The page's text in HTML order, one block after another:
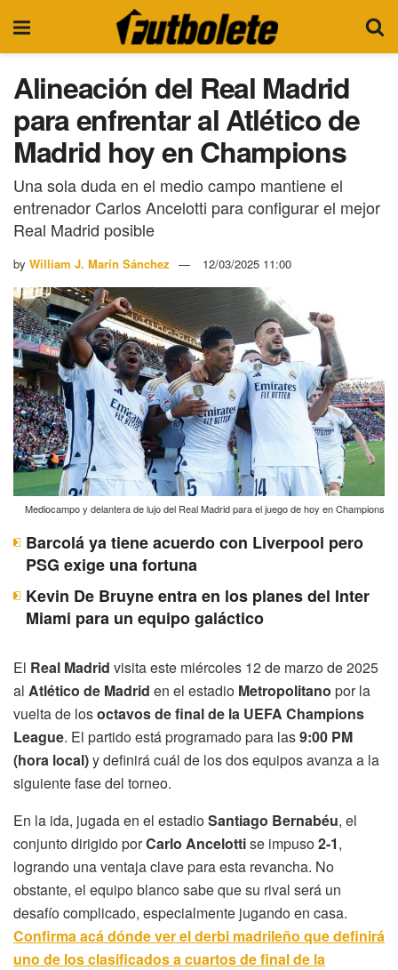
Alineación del Real Madrid
para enfrentar al Atlético de
Madrid hoy en Champions
Una sola duda en el medio campo mantiene el
entrenador Carlos Ancelotti para configurar el mejor
Real Madrid posible
by William J. Marín Sánchez 12/03/2025 11:00
Mediocampo y delantera de lujo del Real Madrid para el juego de hoy en Champions
Barcolá ya tiene acuerdo con Liverpool pero
PSG exige una fortuna
Kevin De Bruyne entra en los planes del Inter
Miami para un equipo galáctico
El Real Madrid visita este miércoles 12 de marzo de 2025
al Atlético de Madrid en el estadio Metropolitano por la
vuelta de losoctavos de final de la UEFA Champions
League. El partido está programado para las9:00 PM
(hora local)y definirá cuál de los dos equipos avanza a la
siguiente fase del torneo.
En la ida, jugada en el estadioSantiago Bernabéu, el
conjunto dirigido porCarlo Ancelottise impuso2-1,
logrando una ventaja clave para esta revancha. No
obstante, el equipo blanco sabe que su rival será un
desafío complicado, especialmente jugando en casa.
Confirma acá dónde ver el derbi madrileño que definirá
uno de los clasificados a cuartos de final de la